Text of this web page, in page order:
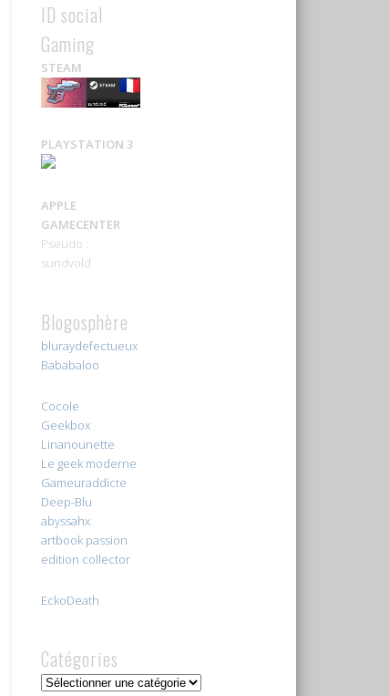
ID social
Gaming
STEAM
PLAYSTATION 3
APPLE
GAMECENTER
Pseudo :
sundvold
Blogosphère
bluraydefectueux
Bababaloo
Cocole
Geekbox
Linanounette
Le geek moderne
Gameuraddicte
Deep-Blu
abyssahx
artbook passion
edition collector
EckoDeath
Catégories
Catégories